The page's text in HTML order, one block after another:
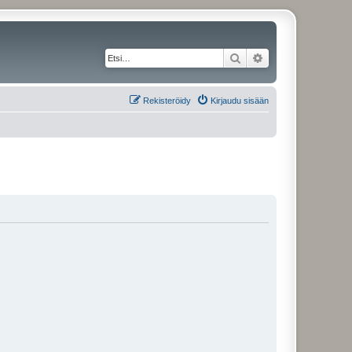
Etsi
Kirjaudu sisään
Rekisteröidy